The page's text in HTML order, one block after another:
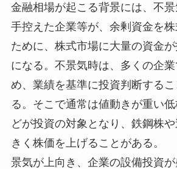
金融相場が起こる背景には、不
手控えた企業等が、余剰資金を
ために、株式市場に大量の資金
になる。不景気時は、多くの企
め、業績を基準に投資判断する
る。そこで通常は値動きが重い
どが投資の対象となり、鉄鋼株
きく株価を上げることがある。
景気が上向き、企業の設備投資が